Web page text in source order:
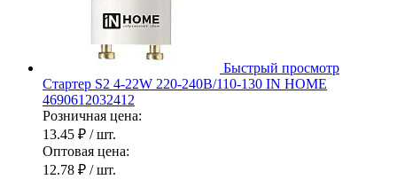
Быстрый просмотр
Стартер S2 4-22W 220-240В/110-130 IN HOME
4690612032412
Розничная цена:
13.45 ₽ / шт.
Оптовая цена:
12.78 ₽ / шт.